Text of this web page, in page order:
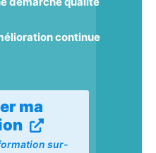
continue
ma
sur-